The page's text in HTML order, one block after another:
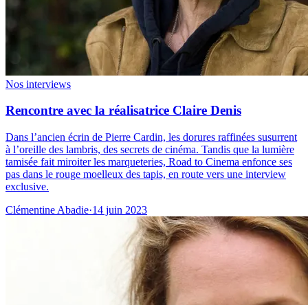
Nos interviews
Rencontre avec la réalisatrice Claire Denis
Dans l’ancien écrin de Pierre Cardin, les dorures raffinées susurrent
à l’oreille des lambris, des secrets de cinéma. Tandis que la lumière
tamisée fait miroiter les marqueteries, Road to Cinema enfonce ses
pas dans le rouge moelleux des tapis, en route vers une interview
exclusive.
Clémentine Abadie·14 juin 2023